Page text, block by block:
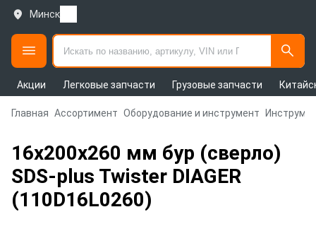
Минск
Акции Легковые запчасти Грузовые запчасти
Главная Ассортимент Оборудование и инструмент
16х200х260 мм бур (сверло)
SDS-plus Twister DIAGER
(110D16L0260)